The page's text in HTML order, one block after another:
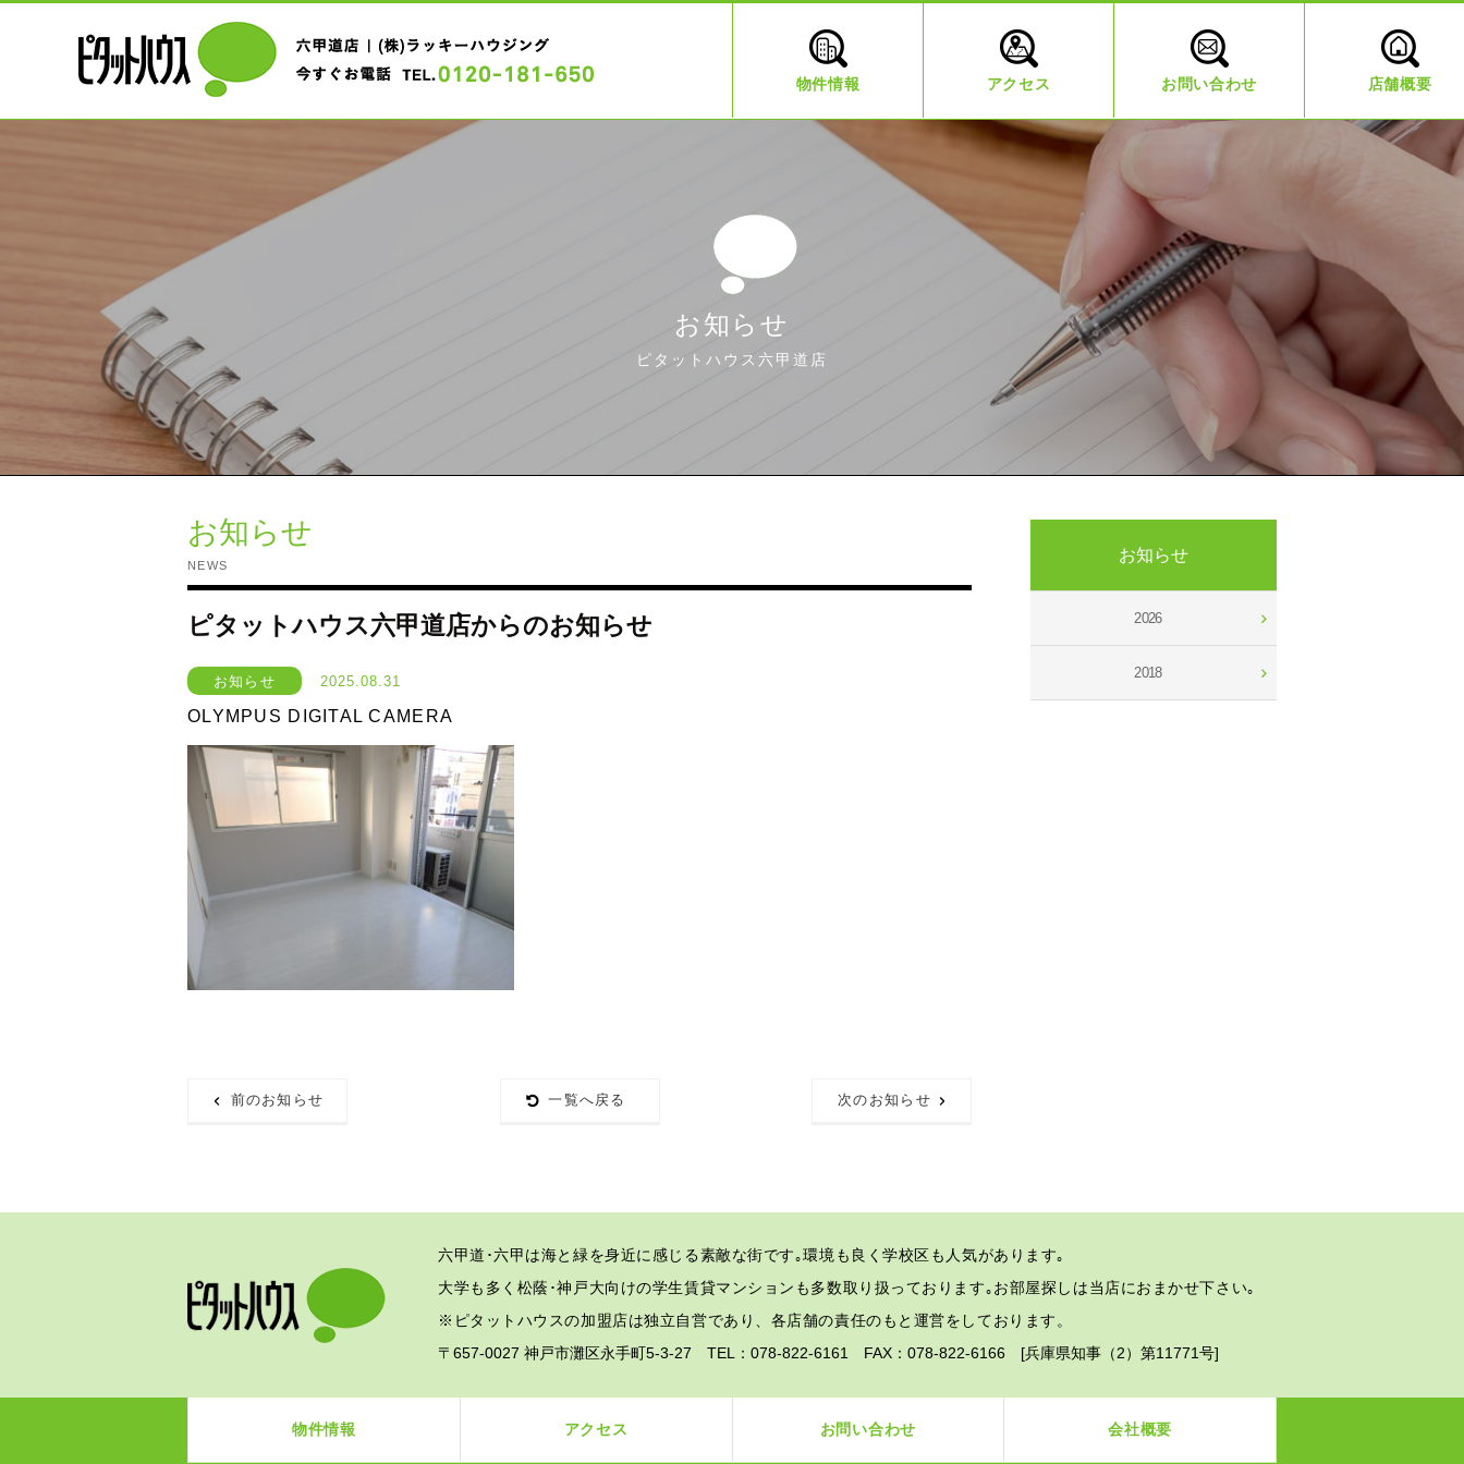
物件情報 アクセス お問い合わせ 店舗概要
お知らせ
ピタットハウス六甲道店
お知らせ
NEWS
ピタットハウス六甲道店からのお知らせ
お知らせ 2025.08.31
OLYMPUS DIGITAL CAMERA
前のお知らせ 一覧へ戻る 次のお知らせ
お知らせ
2026
2018
六甲道･六甲は海と緑を身近に感じる素敵な街です｡環境も良く学校区も人気があります｡
大学も多く松蔭･神戸大向けの学生賃貸マンションも多数取り扱っております｡お部屋探しは当店におまかせ下さい｡
※ピタットハウスの加盟店は独立自営であり、各店舗の責任のもと運営をしております。
〒657-0027 神戸市灘区永手町5-3-27 TEL：078-822-6161 FAX：078-822-6166 [兵庫県知事（2）第11771号]
物件情報 アクセス お問い合わせ 会社概要